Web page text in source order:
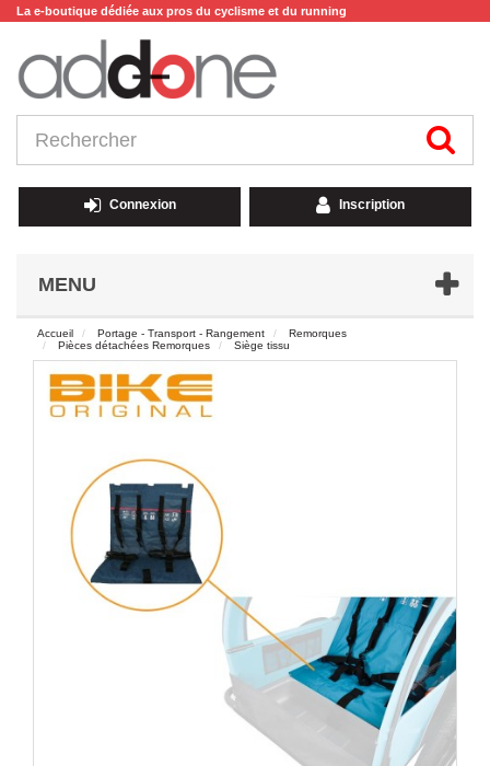
La e-boutique dédiée aux pros du cyclisme et du running
Connexion Inscription
MENU
Accueil Portage - Transport - Rangement
Remorques
Pièces détachées Remorques
Siège tissu